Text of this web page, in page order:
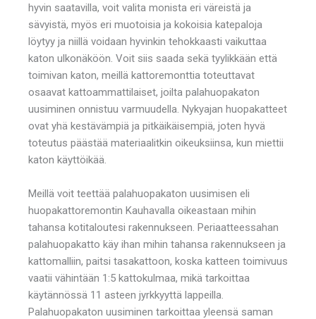
hyvin saatavilla, voit valita monista eri väreistä ja
sävyistä, myös eri muotoisia ja kokoisia katepaloja
löytyy ja niillä voidaan hyvinkin tehokkaasti vaikuttaa
katon ulkonäköön. Voit siis saada sekä tyylikkään että
toimivan katon, meillä kattoremonttia toteuttavat
osaavat kattoammattilaiset, joilta palahuopakaton
uusiminen onnistuu varmuudella. Nykyajan huopakatteet
ovat yhä kestävämpiä ja pitkäikäisempiä, joten hyvä
toteutus päästää materiaalitkin oikeuksiinsa, kun miettii
katon käyttöikää.
Meillä voit teettää palahuopakaton uusimisen eli
huopakattoremontin Kauhavalla oikeastaan mihin
tahansa kotitaloutesi rakennukseen. Periaatteessahan
palahuopakatto käy ihan mihin tahansa rakennukseen ja
kattomalliin, paitsi tasakattoon, koska katteen toimivuus
vaatii vähintään 1:5 kattokulmaa, mikä tarkoittaa
käytännössä 11 asteen jyrkkyyttä lappeilla.
Palahuopakaton uusiminen tarkoittaa yleensä saman